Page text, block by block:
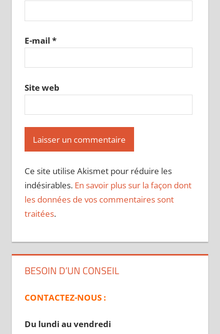
E-mail *
Site web
Ce site utilise Akismet pour réduire les
indésirables. En savoir plus sur la façon dont
les données de vos commentaires sont
traitées.
BESOIN D’UN CONSEIL
CONTACTEZ-NOUS :
Du lundi au vendredi